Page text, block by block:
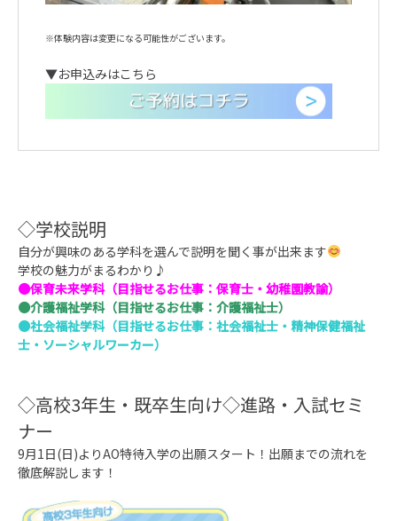
※体験内容は変更になる可能性がございます。
▼お申込みはこちら
◇学校説明
自分が興味のある学科を選んで説明を聞く事が出来ます
学校の魅力がまるわかり♪
●保育未来学科（目指せるお仕事：保育士・幼稚園教諭）
●介護福祉学科（目指せるお仕事：介護福祉士）
●社会福祉学科（目指せるお仕事：社会福祉士・精神保健福祉
士・ソーシャルワーカー）
◇高校3年生・既卒生向け◇進路・入試セミ
ナー
9月1日(日)よりAO特待入学の出願スタート！出願までの流れを
徹底解説します！